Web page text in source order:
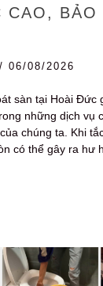
CAO, BẢO
/ 06/08/2026
sàn tại Hoài Đức
những dịch vụ
chúng ta. Khi
có thể gây ra hư